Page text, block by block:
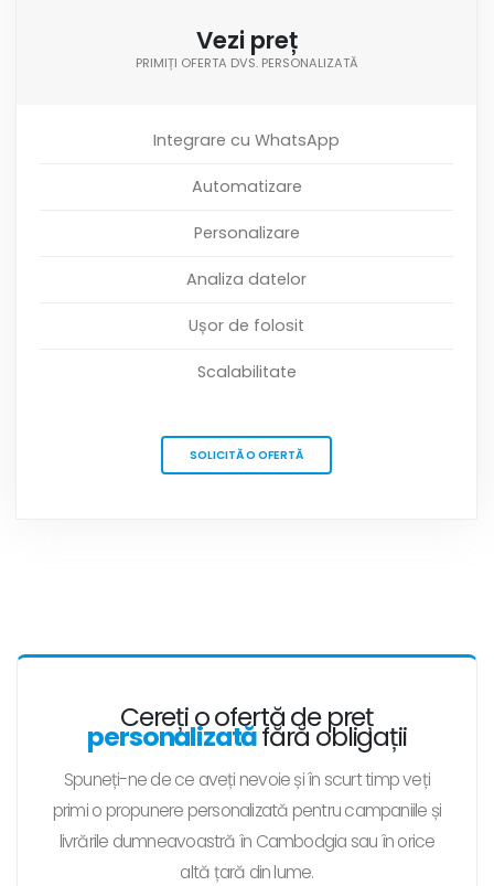
Vezi preț
PRIMIȚI OFERTA DVS. PERSONALIZATĂ
Integrare cu WhatsApp
Automatizare
Personalizare
Analiza datelor
Ușor de folosit
Scalabilitate
SOLICITĂ O OFERTĂ
Cereți o ofertă de preț
personalizatăfără obligații
Spuneți-ne de ce aveți nevoie și în scurt timp veți
primi o propunere personalizată pentru campaniile și
livrările dumneavoastră în Cambodgia sau în orice
altă țară din lume.